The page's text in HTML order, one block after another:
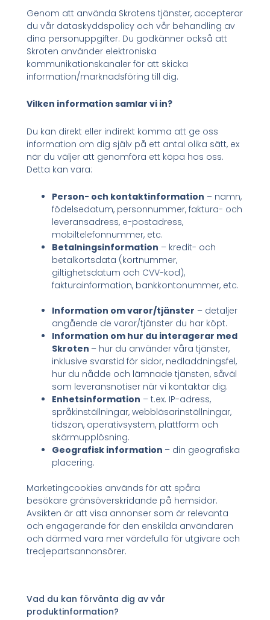
Genom att använda Skrotens tjänster, accepterar
du vår dataskyddspolicy och vår behandling av
dina personuppgifter. Du godkänner också att
Skroten använder elektroniska
kommunikationskanaler för att skicka
information/marknadsföring till dig.
Vilken information samlar vi in?
Du kan direkt eller indirekt komma att ge oss
information om dig själv på ett antal olika sätt, ex
när du väljer att genomföra ett köpa hos oss.
Detta kan vara:
Person- och kontaktinformation – namn,
födelsedatum, personnummer, faktura- och
leveransadress, e-postadress,
mobiltelefonnummer, etc.
Betalningsinformation – kredit- och
betalkortsdata (kortnummer,
giltighetsdatum och CVV-kod),
fakturainformation, bankkontonummer, etc.
Information om varor/tjänster – detaljer
angående de varor/tjänster du har köpt.
Information om hur du interagerar med
Skroten – hur du använder våra tjänster,
inklusive svarstid för sidor, nedladdningsfel,
hur du nådde och lämnade tjänsten, såväl
som leveransnotiser när vi kontaktar dig.
Enhetsinformation – t.ex. IP-adress,
språkinställningar, webbläsarinställningar,
tidszon, operativsystem, plattform och
skärmupplösning.
Geografisk information – din geografiska
placering.
Marketingcookies används för att spåra
besökare gränsöverskridande på hemsidor.
Avsikten är att visa annonser som är relevanta
och engagerande för den enskilda användaren
och därmed vara mer värdefulla för utgivare och
tredjepartsannonsörer.
Vad du kan förvänta dig av vår
produktinformation?